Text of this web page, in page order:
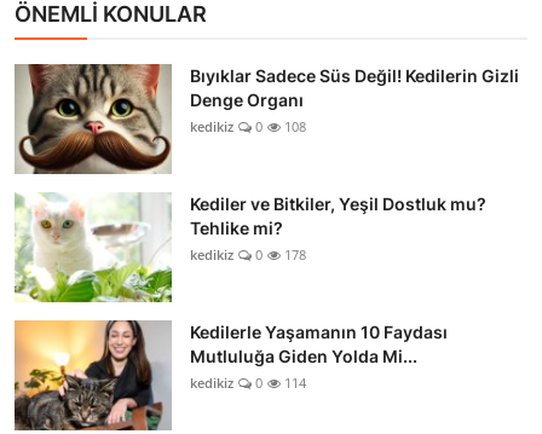
ÖNEMLİ KONULAR
Bıyıklar Sadece Süs Değil! Kedilerin Gizli
Denge Organı
kedikiz 0 108
Kediler ve Bitkiler, Yeşil Dostluk mu?
Tehlike mi?
kedikiz 0 178
Kedilerle Yaşamanın 10 Faydası
Mutluluğa Giden Yolda Mi...
kedikiz 0 114